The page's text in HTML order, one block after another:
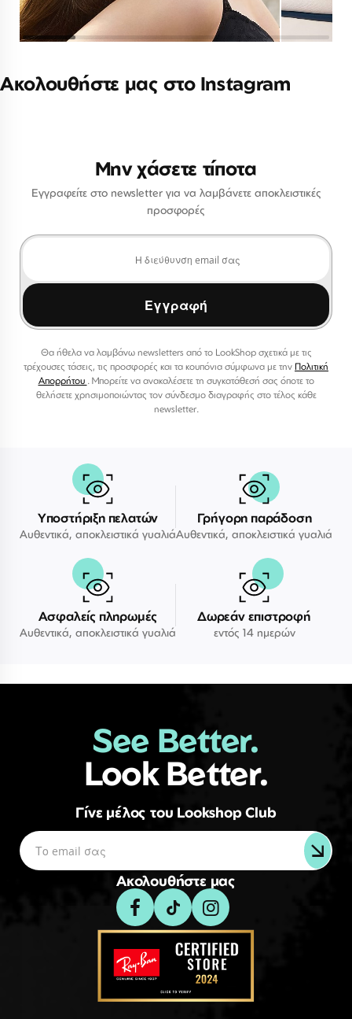
Ακολουθήστε μας στο Instagram
Μην χάσετε τίποτα
Εγγραφείτε στο newsletter για να λαμβάνετε αποκλειστικές
προσφορές
Εγγραφή
Θα ήθελα να λαμβάνω newsletters από το LookShop σχετικά με τις
τρέχουσες τάσεις, τις προσφορές και τα κουπόνια σύμφωνα με την Πολιτική
Απορρήτου . Μπορείτε να ανακαλέσετε τη συγκατάθεσή σας όποτε το
θελήσετε χρησιμοποιώντας τον σύνδεσμο διαγραφής στο τέλος κάθε
newsletter.
Υποστήριξη πελατών
Αυθεντικά, αποκλειστικά γυαλιά
Γρήγορη παράδοση
Αυθεντικά, αποκλειστικά γυαλιά
Ασφαλείς πληρωμές
Αυθεντικά, αποκλειστικά γυαλιά
Δωρεάν επιστροφή
εντός 14 ημερών
See Better.
Look Better.
Γίνε μέλος του Lookshop Club
Ακολουθήστε μας